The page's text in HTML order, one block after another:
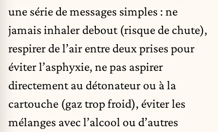
une série de messages simples : ne
jamais inhaler debout (risque de chute),
respirer de l’air entre deux prises pour
éviter l’asphyxie, ne pas aspirer
directement au détonateur ou à la
cartouche (gaz trop froid), éviter les
mélanges avec l’alcool ou d’autres